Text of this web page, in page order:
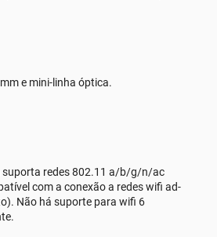
e mini-linha óptica.
suporta redes 802.11 a/b/g/n/ac
com a conexão a redes wifi ad-
Não há suporte para wifi 6